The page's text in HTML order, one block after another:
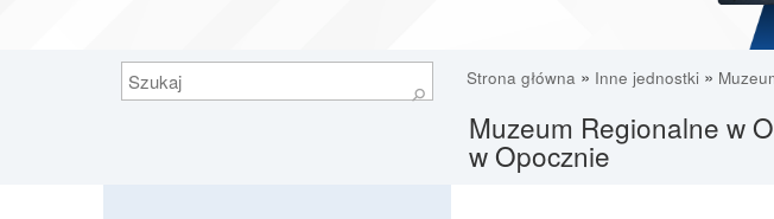
Szukaj
⚲
Strona główna » Inne jednostki»
Muzeum Regionalne w
w Opocznie